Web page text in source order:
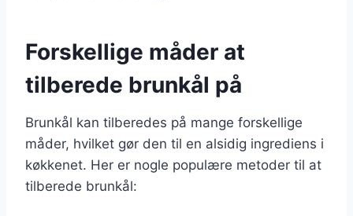
Forskellige måder at
tilberede brunkål på
Brunkål kan tilberedes på mange forskellige
måder, hvilket gør den til en alsidig ingrediens i
køkkenet. Her er nogle populære metoder til at
tilberede brunkål: